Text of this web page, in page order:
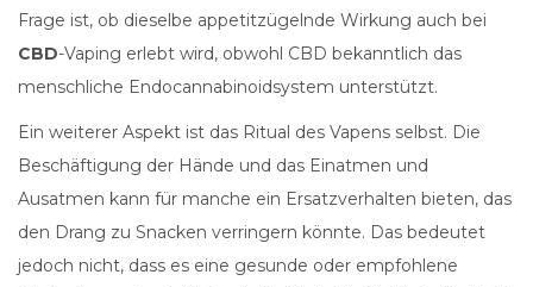
Frage ist, ob dieselbe appetitzügelnde Wirkung auch bei
CBD-Vaping erlebt wird, obwohl CBD bekanntlich das
menschliche Endocannabinoidsystem unterstützt.
Ein weiterer Aspekt ist das Ritual des Vapens selbst. Die
Beschäftigung der Hände und das Einatmen und
Ausatmen kann für manche ein Ersatzverhalten bieten, das
den Drang zu Snacken verringern könnte. Das bedeutet
jedoch nicht, dass es eine gesunde oder empfohlene